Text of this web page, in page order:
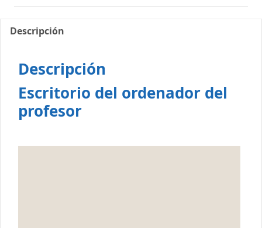
Descripción
Descripción
Escritorio del ordenador del
profesor